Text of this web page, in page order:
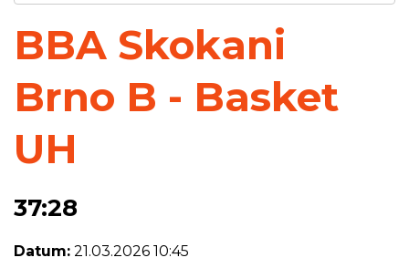
BBA Skokani
Brno B - Basket
UH
37:28
Datum: 21.03.2026 10:45